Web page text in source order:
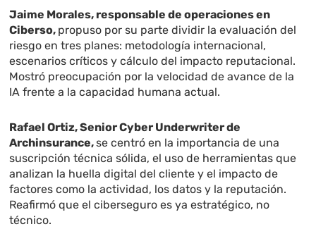
Jaime Morales, responsable de operaciones en
Ciberso, propuso por su parte dividir la evaluación del
riesgo en tres planes: metodología internacional,
escenarios críticos y cálculo del impacto reputacional.
Mostró preocupación por la velocidad de avance de la
IA frente a la capacidad humana actual.
Rafael Ortiz, Senior Cyber Underwriter de
Archinsurance,se centró en la importancia de una
suscripción técnica sólida, el uso de herramientas que
analizan la huella digital del cliente y el impacto de
factores como la actividad, los datos y la reputación.
Reafirmó que el ciberseguro es ya estratégico, no
técnico.